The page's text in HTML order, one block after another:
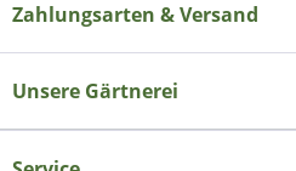
Zahlungsarten & Versand
Unsere Gärtnerei